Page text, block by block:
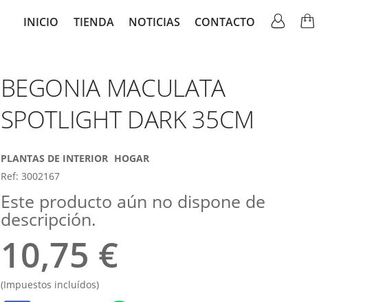
Main
INICIO TIENDA NOTICIAS CONTACTO
BEGONIA MACULATA
SPOTLIGHT DARK 35CM
PLANTAS DE INTERIOR HOGAR
Ref: 3002167
Este producto aún no dispone de
descripción.
10,75 €
(Impuestos incluídos)